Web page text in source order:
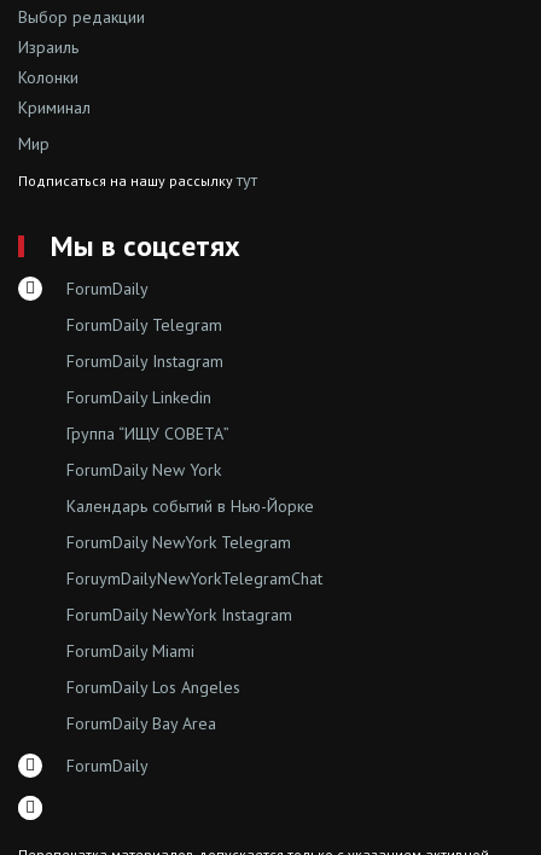
Выбор редакции
Израиль
Колонки
Криминал
Мир
Подписаться на нашу рассылкутут
Мы в соцсетях
ForumDaily
ForumDaily Telegram
ForumDaily Instagram
ForumDaily Linkedin
Группа “ИЩУ СОВЕТА”
ForumDaily New York
Календарь событий в Нью-Йорке
ForumDaily NewYork Telegram
ForuymDailyNewYorkTelegramChat
ForumDaily NewYork Instagram
ForumDaily Miami
ForumDaily Los Angeles
ForumDaily Bay Area
ForumDaily